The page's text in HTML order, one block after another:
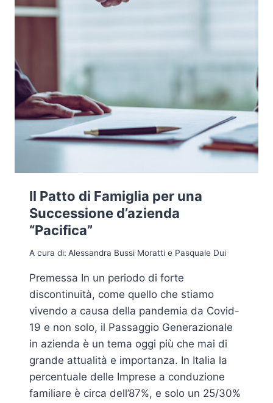
Il Patto di Famiglia per una
Successione d’azienda
“Pacifica”
A cura di: Alessandra Bussi Moratti e Pasquale Dui
Premessa In un periodo di forte
discontinuità, come quello che stiamo
vivendo a causa della pandemia da Covid-
19 e non solo, il Passaggio Generazionale
in azienda è un tema oggi più che mai di
grande attualità e importanza. In Italia la
percentuale delle Imprese a conduzione
familiare è circa dell’87%, e solo un 25/30%